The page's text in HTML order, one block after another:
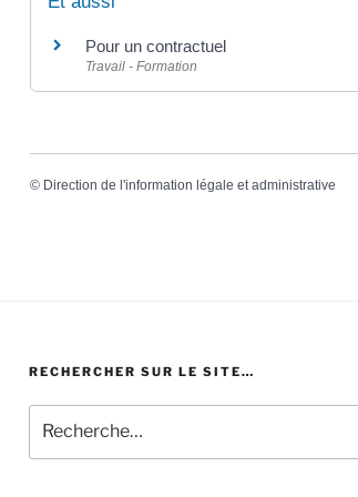
Pour un contractuel
Travail - Formation
© Direction de l'information légale et administrative
RECHERCHER SUR LE SITE…
pour
: